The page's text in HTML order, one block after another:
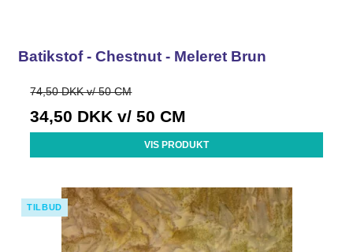
Batikstof - Chestnut - Meleret Brun
74,50 DKK v/ 50 CM
34,50 DKK v/ 50 CM
VIS PRODUKT
TILBUD